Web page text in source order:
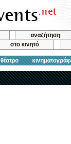
αναζήτηση
στο κινητό
θέατρο